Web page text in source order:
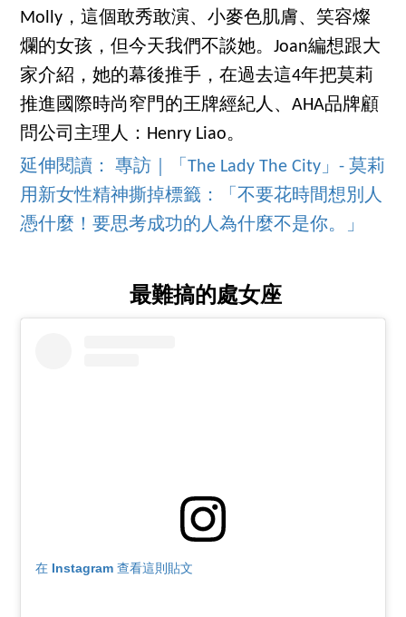
Molly，這個敢秀敢演、小麥色肌膚、笑容燦
爛的女孩，但今天我們不談她。Joan編想跟大
家介紹，她的幕後推手，在過去這4年把莫莉
推進國際時尚窄門的王牌經紀人、AHA品牌顧
問公司主理人：Henry Liao。
延伸閱讀： 專訪｜「The Lady The City」- 莫莉
用新女性精神撕掉標籤：「不要花時間想別人
憑什麼！要思考成功的人為什麼不是你。」
最難搞的處女座
在 Instagram 查看這則貼文